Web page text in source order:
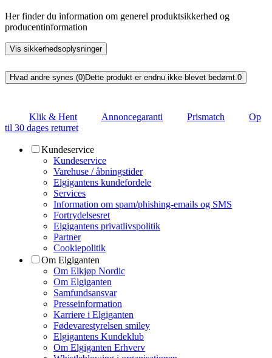
Her finder du information om generel produktsikkerhed og
producentinformation
Vis sikkerhedsoplysninger
Hvad andre synes (0)Dette produkt er endnu ikke blevet bedømt.0
Klik & Hent Annoncegaranti Prismatch
Op
til 30 dages returret
Kundeservice
Kundeservice
Varehuse / åbningstider
Elgigantens kundefordele
Services
Information om spam/phishing-emails og SMS
Fortrydelsesret
Elgigantens privatlivspolitik
Partner
Cookiepolitik
Om Elgiganten
Om Elkjøp Nordic
Om Elgiganten
Samfundsansvar
Presseinformation
Karriere i Elgiganten
Fødevarestyrelsen smiley
Elgigantens Kundeklub
Om Elgiganten Erhverv